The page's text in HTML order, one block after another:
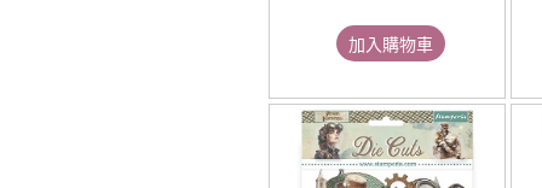
加入購物車